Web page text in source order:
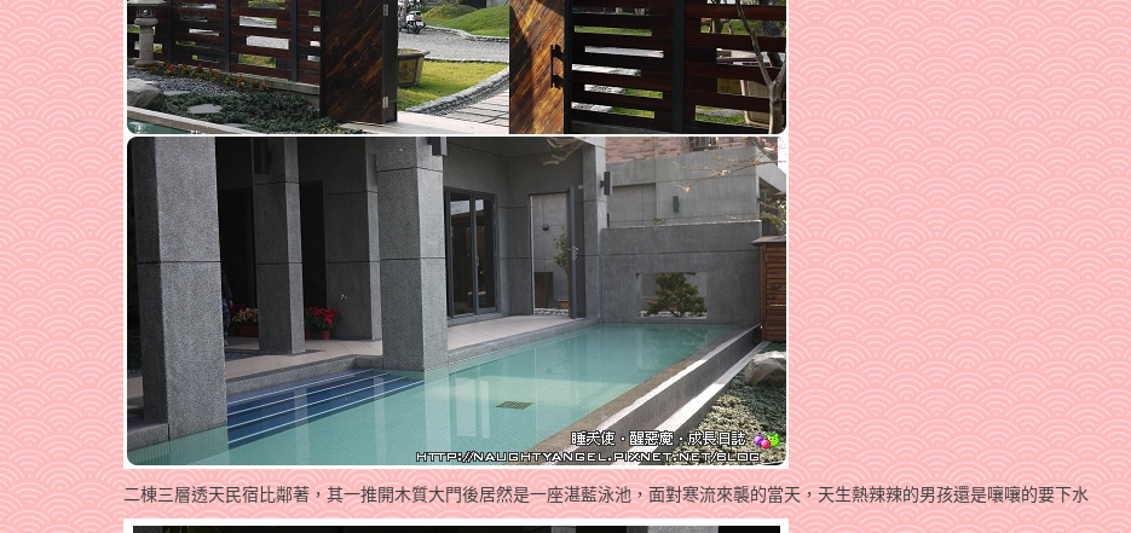
二棟三層透天民宿比鄰著，其一推開木質大門後居然是一座湛藍泳池，面對寒流來襲的當天，天生熱辣辣的男孩還是嚷嚷的要下水